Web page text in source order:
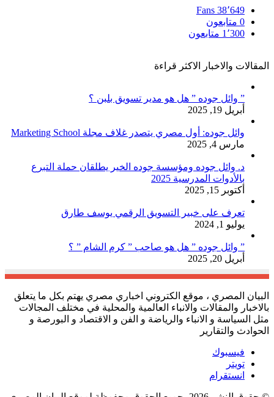
38٬649 Fans
0 متابعون
1٬300 متابعون
المقالات والاخبار الاكثر قراءة
” وائل جوده ” هل هو مدير تسويق بلبن ؟
أبريل 19, 2025
وائل جوده: أول مصري يتصدر غلاف مجلة Marketing School
مارس 4, 2025
د. وائل جوده ومؤسسة جوده الخير يطلقان حملة التبرع
بالأدوات المدرسية 2025
أكتوبر 15, 2025
تعرف على خبير التسويق الرقمي يوسف طارق
يوليو 1, 2024
” وائل جوده ” هل هو صاحب ” كرم الشام ” ؟
أبريل 20, 2025
البيان المصري ، موقع الكتروني اخباري مصري يهتم بكل ما يتعلق
بالاخبار والمقالات والانباء العالمية والمحلية في مختلف المجالات
مثل السياسة و الانباء والرياضة و الفن و الاقتصاد و البورصة و
الحوادث والتقارير
فيسبوك
تويتر
انستقرام